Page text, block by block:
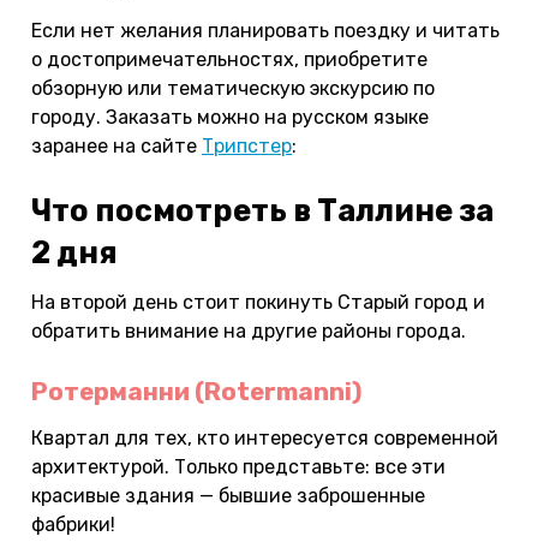
Если нет желания планировать поездку и читать
о достопримечательностях, приобретите
обзорную или тематическую экскурсию по
городу. Заказать можно на русском языке
заранее на сайте Трипстер:
Что посмотреть в Таллине за
2 дня
На второй день стоит покинуть Старый город и
обратить внимание на другие районы города.
Ротерманни (Rotermanni)
Квартал для тех, кто интересуется современной
архитектурой. Только представьте: все эти
красивые здания — бывшие заброшенные
фабрики!